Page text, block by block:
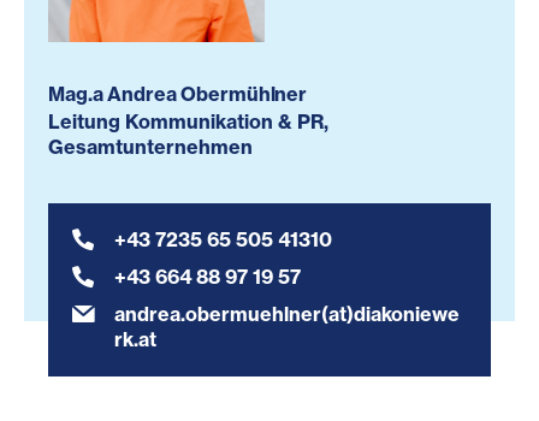
Mag.a Andrea Obermühlner
Leitung Kommunikation & PR,
Gesamtunternehmen
+43 7235 65 505 41310
+43 664 88 97 19 57
andrea.obermuehlner(at)diakoniewe
rk.at